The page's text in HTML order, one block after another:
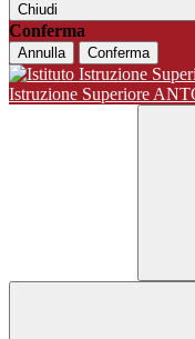
Chiudi
Conferma
Annulla Conferma
Istruzione Superiore